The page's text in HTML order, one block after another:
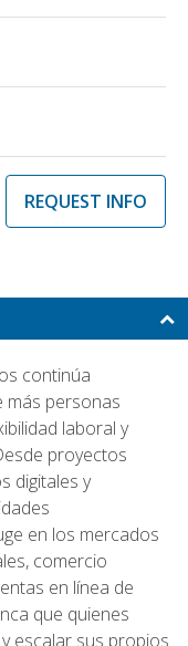
REQUEST INFO
continúa
más personas
laboral y
proyectos
digitales y
en los mercados
comercio
en línea de
que quienes
escalar sus propios